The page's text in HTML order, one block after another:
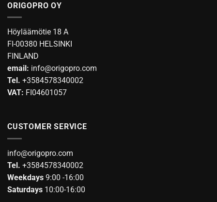
ORIGOPRO OY
Höyläämötie 18 A
FI-00380 HELSINKI
FINLAND
email: info@origopro.com
Tel. +3584578340002
VAT: FI04601057
CUSTOMER SERVICE
info@origopro.com
Tel. +3584578340002
Weekdays 9:00 -16:00
Saturdays 10:00-16:00